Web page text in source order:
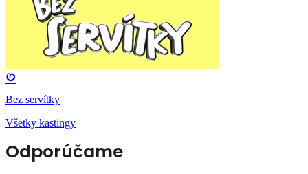
Bez servítky
Všetky kastingy
Odporúčame